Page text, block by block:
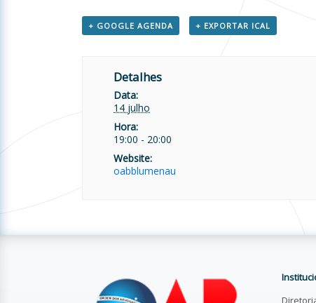
+ GOOGLE AGENDA + EXPORTAR ICAL
Detalhes
Data:
14 julho
Hora:
19:00 - 20:00
Website:
oabblumenau